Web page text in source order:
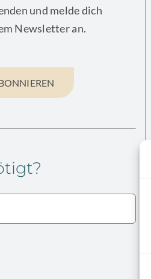
und melde dich
Newsletter an.